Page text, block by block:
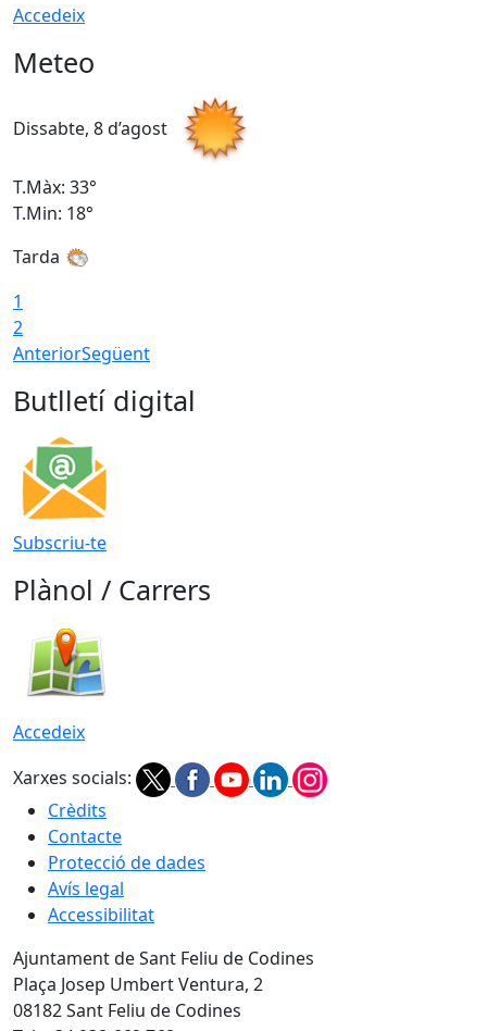
Accedeix
Meteo
Dissabte, 8 d’agost
T.Màx: 33°
T.Min: 18°
Tarda
1
2
AnteriorSegüent
Butlletí digital
Subscriu-te
Plànol / Carrers
Accedeix
Xarxes socials:
Crèdits
Contacte
Protecció de dades
Avís legal
Accessibilitat
Ajuntament de Sant Feliu de Codines
Plaça Josep Umbert Ventura, 2
08182 Sant Feliu de Codines